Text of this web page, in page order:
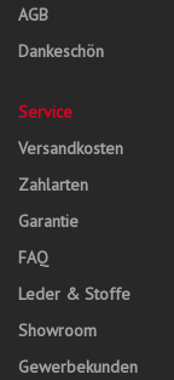
AGB
Dankeschön
Service
Versandkosten
Zahlarten
Garantie
FAQ
Leder & Stoffe
Showroom
Gewerbekunden